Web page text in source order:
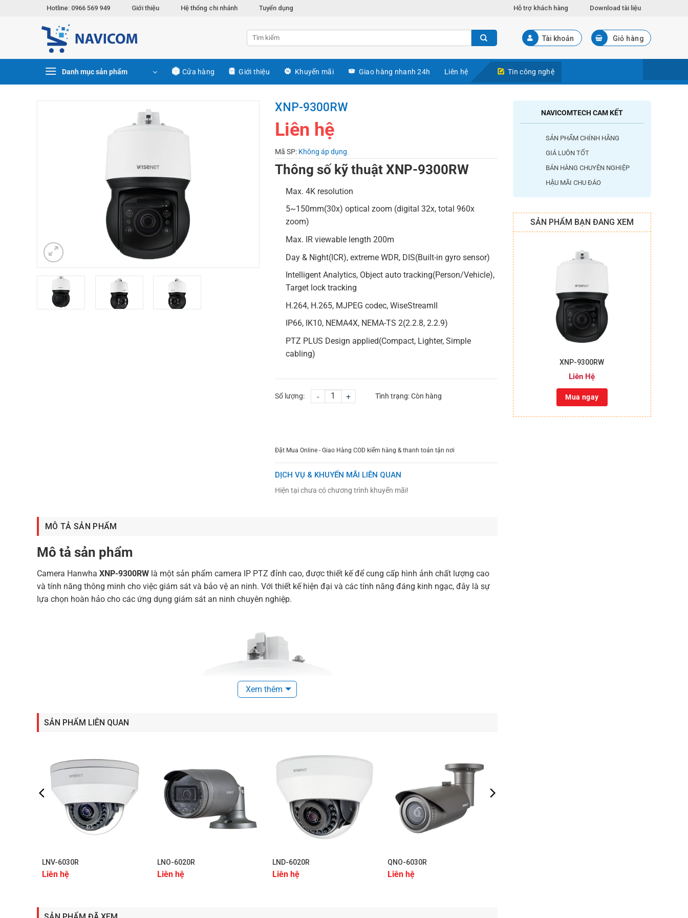
Hotline: 0966 569 949 Giới thiệu Hệ thống chi nhánh Tuyển dụng Hỗ trợ khách hàng Download tài liệu
Tài khoản Giỏ hàng
Danh mục sản phẩm Cửa hàng Giới thiệu Khuyến mãi Giao hàng nhanh 24h Liên hệ Tin công nghệ
NAVICOMTECH CAM KẾT
SẢN PHẨM CHÍNH HÃNG
GIÁ LUÔN TỐT
BÁN HÀNG CHUYÊN NGHIỆP
HẬU MÃI CHU ĐÁO
SẢN PHẨM BẠN ĐANG XEM
XNP-9300RW
Liên Hệ
Mua ngay
XNP-9300RW
Liên hệ
Mã SP: Không áp dụng
Thông số kỹ thuật XNP-9300RW
Max. 4K resolution
5~150mm(30x) optical zoom (digital 32x, total 960x
zoom)
Max. IR viewable length 200m
Day & Night(ICR), extreme WDR, DIS(Built-in gyro sensor)
Intelligent Analytics, Object auto tracking(Person/Vehicle),
Target lock tracking
H.264, H.265, MJPEG codec, WiseStreamII
IP66, IK10, NEMA4X, NEMA-TS 2(2.2.8, 2.2.9)
PTZ PLUS Design applied(Compact, Lighter, Simple
cabling)
Số lượng: - + Tình trạng:Còn hàng
Đặt Mua Online - Giao Hàng COD kiểm hàng & thanh toán tận nơi
DỊCH VỤ & KHUYẾN MÃI LIÊN QUAN
Hiện tại chưa có chương trình khuyến mãi!
MÔ TẢ SẢN PHẨM
Mô tả sản phẩm
Camera HanwhaXNP-9300RW là một sản phẩm camera IP PTZ đỉnh cao, được thiết kế để cung cấp hình ảnh chất lượng cao
và tính năng thông minh cho việc giám sát và bảo vệ an ninh. Với thiết kế hiện đại và các tính năng đáng kinh ngạc, đây là sự
lựa chọn hoàn hảo cho các ứng dụng giám sát an ninh chuyên nghiệp.
Xem thêm
SẢN PHẨM LIÊN QUAN
LNV-6030R
Liên hệ
LNO-6020R
Liên hệ
LND-6020R
Liên hệ
QNO-6030R
Liên hệ